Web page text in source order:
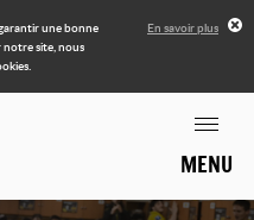
une bonne
notre site, nous
En savoir plus
MENU